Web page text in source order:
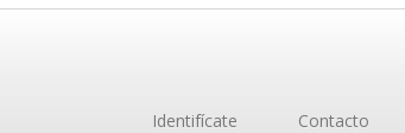
Identifícate Contacto